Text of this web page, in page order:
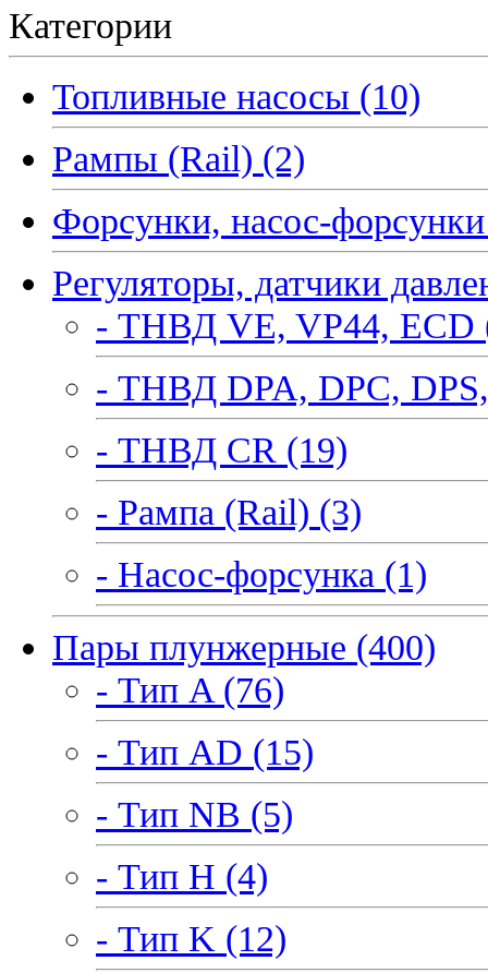
Категории
Топливные насосы (10)
Рампы (Rail) (2)
Форсунки, насос-
Регуляторы, датчики
- ТНВД VE, VP44, ECD
- ТНВД DPA, DPC,
- ТНВД CR (19)
- Рампа (Rail) (3)
- Насос-форсунка (1)
Пары плунжерные (400)
- Тип A (76)
- Тип AD (15)
- Тип NB (5)
- Тип H (4)
- Тип K (12)